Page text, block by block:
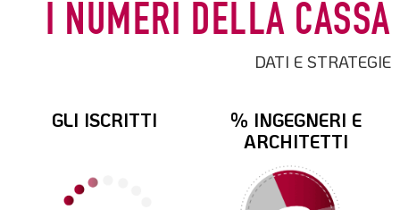
I NUMERI DELLA CASSA
DATI E STRATEGIE
GLI ISCRITTI
% INGEGNERI E
ARCHITETTI